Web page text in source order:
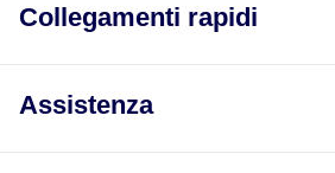
Collegamenti rapidi
Assistenza